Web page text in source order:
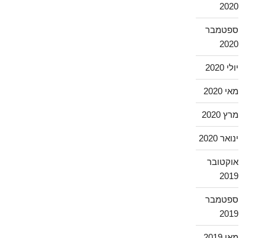
2020
ספטמבר
2020
יולי 2020
מאי 2020
מרץ 2020
ינואר 2020
אוקטובר
2019
ספטמבר
2019